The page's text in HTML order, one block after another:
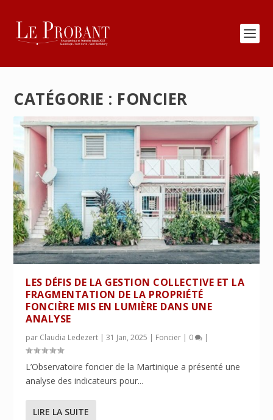
CATÉGORIE : FONCIER
LES DÉFIS DE LA GESTION COLLECTIVE ET LA
FRAGMENTATION DE LA PROPRIÉTÉ
FONCIÈRE MIS EN LUMIÈRE DANS UNE
ANALYSE
par Claudia Ledezert |31 Jan, 2025 | Foncier | 0 |
L’Observatoire foncier de la Martinique a présenté une
analyse des indicateurs pour...
LIRE LA SUITE